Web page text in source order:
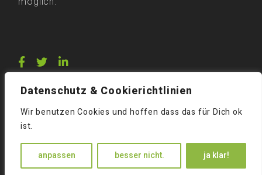
Datenschutz & Cookierichtlinien
Wir benutzen Cookies und hoffen dass das für Dich ok
ist.
anpassen besser nicht. ja klar!